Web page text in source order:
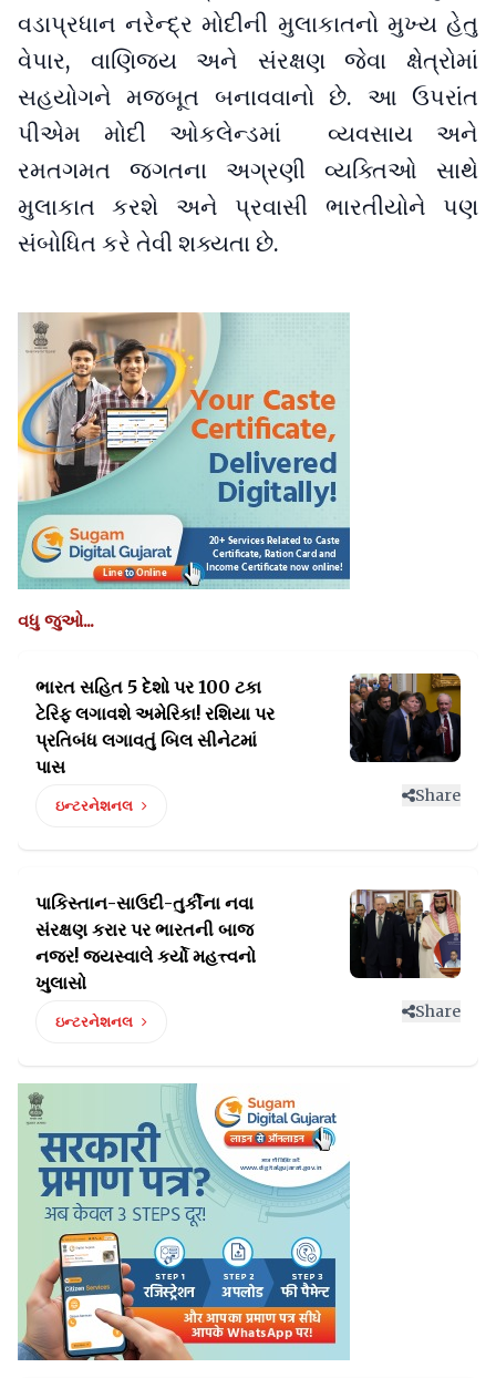
વડાપ્રધાન નરેન્દ્ર મોદીની મુલાકાતનો મુખ્ય હેતુ
વેપાર, વાણિજ્ય અને સંરક્ષણ જેવા ક્ષેત્રોમાં
સહયોગને મજબૂત બનાવવાનો છે. આ ઉપરાંત
પીએમ મોદી ઓકલેન્ડમાં વ્યવસાય અને
રમતગમત જગતના અગ્રણી વ્યક્તિઓ સાથે
મુલાકાત કરશે અને પ્રવાસી ભારતીયોને પણ
સંબોધિત કરે તેવી શક્યતા છે.
વધુ જુઓ...
ભારત સહિત 5 દેશો પર 100 ટકા
ટેરિફ લગાવશે અમેરિકા! રશિયા પર
પ્રતિબંધ લગાવતું બિલ સીનેટમાં
પાસ
ઇન્ટરનેશનલ
Share
પાકિસ્તાન-સાઉદી-તુર્કીના નવા
સંરક્ષણ કરાર પર ભારતની બાજ
નજર! જયસ્વાલે કર્યો મહત્ત્વનો
ખુલાસો
ઇન્ટરનેશનલ
Share